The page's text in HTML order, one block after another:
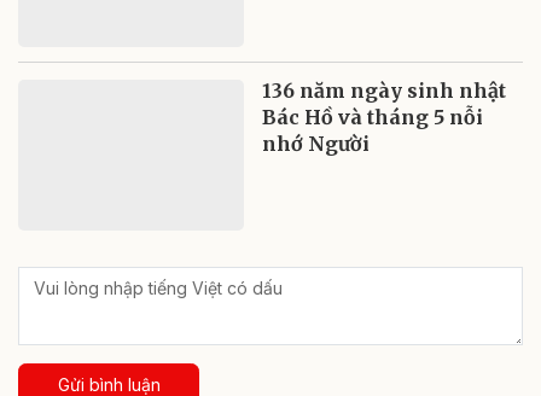
136 năm ngày sinh nhật
Bác Hồ và tháng 5 nỗi
nhớ Người
Gửi bình luận